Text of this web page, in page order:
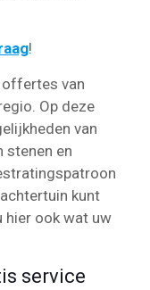
!
van
Op deze
van
stenen en
kunt
hier ook wat uw
service